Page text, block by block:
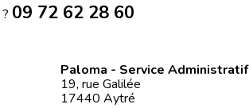
09 72 62 28 60
Paloma - Service Administratif
19, rue Galilée
17440 Aytré